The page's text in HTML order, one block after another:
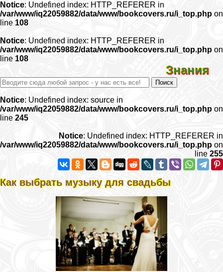
Notice: Undefined index: HTTP_REFERER in
/var/www/iq22059882/data/www/bookcovers.ru/i_top.php on
line 108
Notice: Undefined index: HTTP_REFERER in
/var/www/iq22059882/data/www/bookcovers.ru/i_top.php on
line 108
Знания
Notice: Undefined index: source in
/var/www/iq22059882/data/www/bookcovers.ru/i_top.php on
line 245
Notice: Undefined index: HTTP_REFERER in
/var/www/iq22059882/data/www/bookcovers.ru/i_top.php on
line 255
Как выбрать музыку для свадьбы